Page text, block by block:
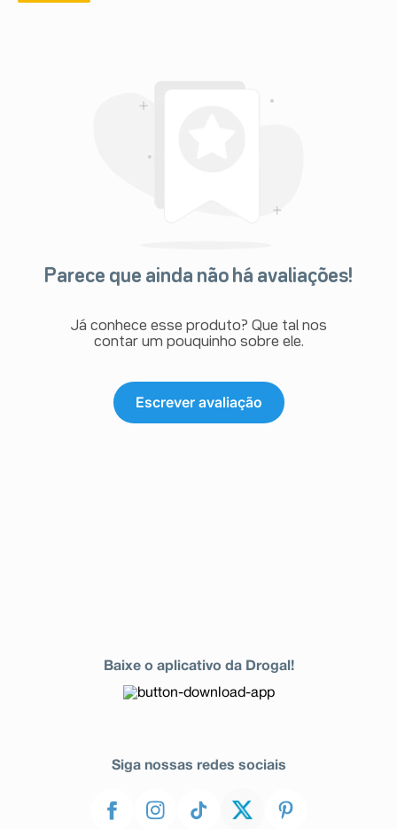
Parece que ainda não há avaliações!
Já conhece esse produto? Que tal nos
contar um pouquinho sobre ele.
Escrever avaliação
Baixe o aplicativo da Drogal!
Siga nossas redes sociais